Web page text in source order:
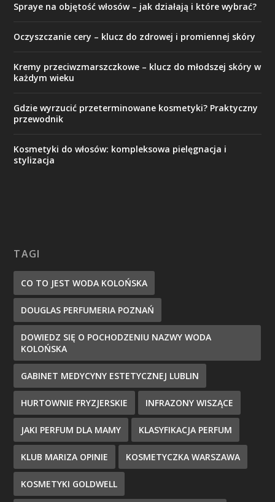
Spraye na objętość włosów – jak działają i które wybrać?
Oczyszczanie cery – klucz do zdrowej i promiennej skóry
Kremy przeciwzmarszczkowe – klucz do młodszej skóry w
każdym wieku
Gdzie wyrzucić przeterminowane kosmetyki? Praktyczny
przewodnik
Kosmetyki do włosów: kompleksowa pielęgnacja i
stylizacja
TAGI
CO TO JEST WODA KOLOŃSKA
DOUGLAS PERFUMERIA POZNAŃ
DOWIEDZ SIĘ O POCHODZENIU NAZWY WODA
KOLOŃSKA
GABINET MEDYCYNY ESTETYCZNEJ LUBLIN
HURTOWNIE FRYZJERSKIE INFRAZONY WISZĄCE
JAKI PERFUM DLA MAMY KLASYFIKACJA PERFUM
KLUB MARIZA OPINIE KOSMETYCZKA WARSZAWA
KOSMETYKI GOLDWELL